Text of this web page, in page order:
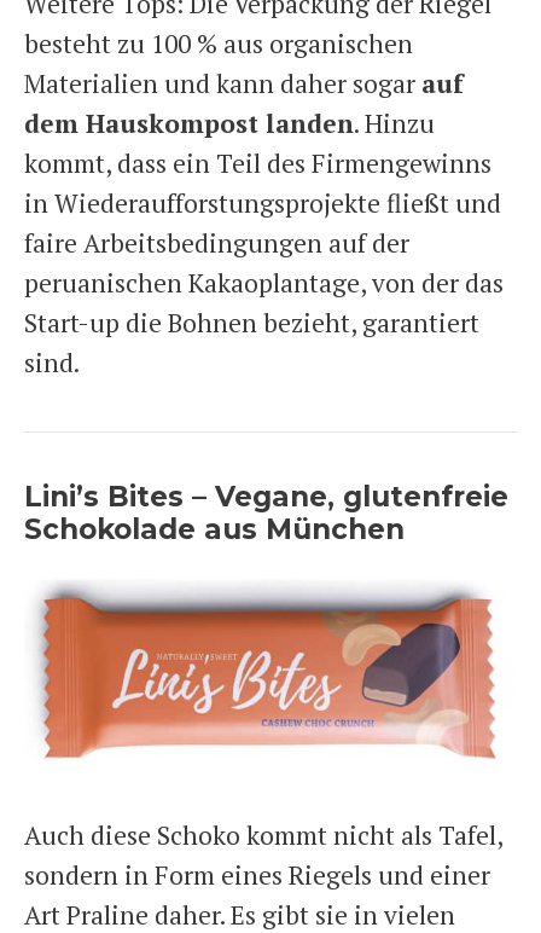
besteht zu 100 % aus organischen
Materialien und kann daher sogar auf
dem Hauskompost landen. Hinzu
kommt, dass ein Teil des Firmengewinns
in Wiederaufforstungsprojekte fließt und
faire Arbeitsbedingungen auf der
peruanischen Kakaoplantage, von der das
Start-up die Bohnen bezieht, garantiert
sind.
Lini’s Bites – Vegane, glutenfreie
Schokolade aus München
Auch diese Schoko kommt nicht als Tafel,
sondern in Form eines Riegels und einer
Art Praline daher. Es gibt sie in vielen